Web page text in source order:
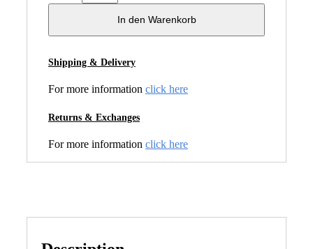
In den Warenkorb
Shipping & Delivery
For more information click here
Returns & Exchanges
For more information click here